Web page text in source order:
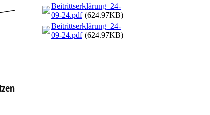
Beitrittserklärung_24-
09-24.pdf(624.97KB)
Beitrittserklärung_24-
09-24.pdf(624.97KB)